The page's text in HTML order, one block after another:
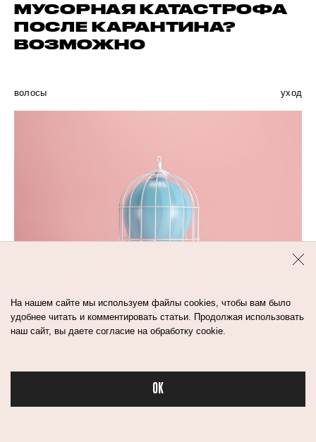
Бьюти в спорте
МУСОРНАЯ КАТАСТРОФА
ПОСЛЕ КАРАНТИНА?
ВОЗМОЖНО
волосы уход
3мин
БЕСКОНТАКТНАЯ
На нашем сайте мы используем файлы cookies, чтобы вам было
удобнее читать и комментировать статьи. Продолжая использовать
наш сайт, вы даете согласие на обработку cookie.
OK